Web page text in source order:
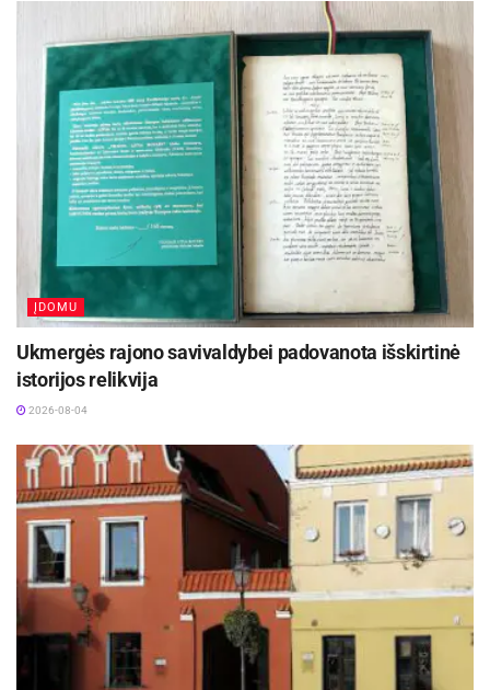
Virtuali ekskursija ,,Biržų pilis prieš šimtmečius ir
šiandien“ – tai tik technologiniai pagrindai
didesniam projektui, kurį ateityje planuojama
toliau vystyti.
Virtualią ekskursiją ,,Biržų pilis prieš šimtmečius
ir šiandien” galite pamatyti čia:
http://3dvilnius.lt/birzu-pilis
ĮDOMU
Ukmergės rajono savivaldybei padovanota išskirtinė
istorijos relikvija
2026-08-04